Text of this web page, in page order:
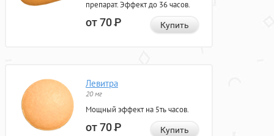
препарат. Эффект до 36 часов.
от 70Р Купить
Левитра
20 мг
Мощный эффект на 5ть часов.
от 70Р Купить